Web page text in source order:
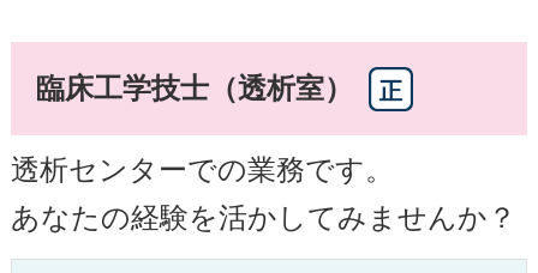
臨床工学技士（透析室）
透析センターでの業務です。
あなたの経験を活かしてみませんか？